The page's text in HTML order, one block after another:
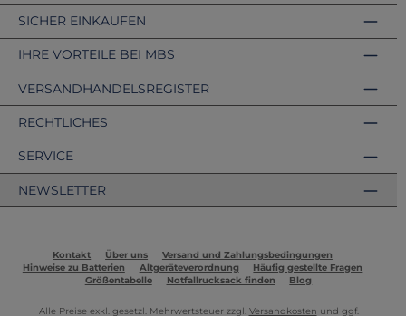
VERSANDHANDELSREGISTER
SICHER EINKAUFEN
IHRE VORTEILE BEI MBS
RECHTLICHES
SERVICE
NEWSLETTER
Kontakt Über uns
Versand und Zahlungsbedingungen
Hinweise zu Batterien
Altgeräteverordnung
Häufig gestellte Fragen
Größentabelle
Notfallrucksack finden Blog
Alle Preise exkl. gesetzl. Mehrwertsteuer zzgl. Versandkosten und ggf.